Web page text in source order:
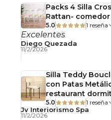
prolongada a la
zapatero industrial,
zapatero metal madera,
zapatero moderno,
Packs 4 Silla
Rattan-
5.0 1 reseña
Excelentes
Diego Quezada
11/2/2026
Silla Teddy
con Patas
restaurant
5.0 1 reseña
Jv Interiorismo Spa
11/2/2026